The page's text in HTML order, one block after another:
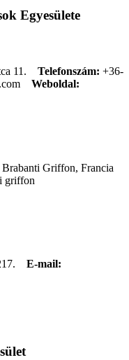
Egyesülete
11. Telefonszám: +36-
Weboldal:
Griffon, Francia
griffon
E-mail: